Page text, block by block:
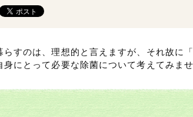
すのは、理想的と言えますが、それ故に
にとって必要な除菌について考えてみませ